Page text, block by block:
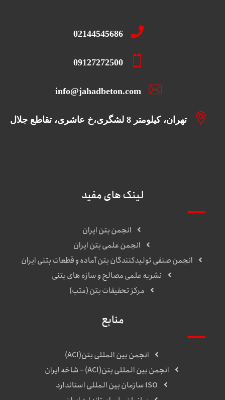
02144545686
09127272500
info@jahadbeton.com
تهران، کیلومتر 8 لشگری،خ عاشری، تقاطع جلال
لینک های مفید
انجمن بتن ایران
انجمن علمی بتن ایران
انجمن صنفی تولیدکنندگان بتن آماده و قطعات بتنی ایران
نشریه علمی مصالح و سازه های بتنی
مرکز تحقیقات بتن (متب)
منابع
انجمن بین المللی بتن(ACI)
انجمن بین المللی بتن(ACI) – شاخه ایران
ISO سازمان بین المللی استاندارد